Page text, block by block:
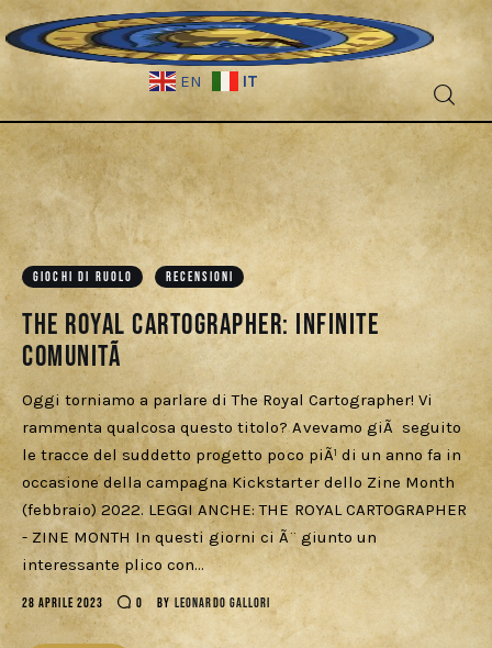
EN IT
Fantascienza
Fantasy
Games
Recensioni
Libri e fumetti
Cercatori
Download
GIOCHI DI RUOLO RECENSIONI
The Royal Cartographer: infinite
ComunitÃ
Oggi torniamo a parlare di The Royal Cartographer! Vi
rammenta qualcosa questo titolo? Avevamo giÃ seguito
le tracce del suddetto progetto poco piÃ¹ di un anno fa in
occasione della campagna Kickstarter dello Zine Month
(febbraio) 2022. LEGGI ANCHE: THE ROYAL CARTOGRAPHER
- ZINE MONTH In questi giorni ci Ã¨ giunto un
interessante plico con…
28 APRILE 2023 0 BY LEONARDO GALLORI